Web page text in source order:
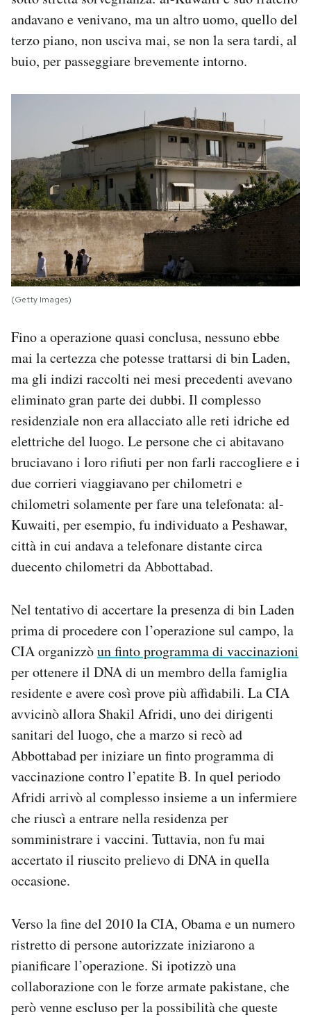
andavano e venivano, ma un altro uomo, quello del
terzo piano, non usciva mai, se non la sera tardi, al
buio, per passeggiare brevemente intorno.
(Getty Images)
Fino a operazione quasi conclusa, nessuno ebbe
mai la certezza che potesse trattarsi di bin Laden,
ma gli indizi raccolti nei mesi precedenti avevano
eliminato gran parte dei dubbi. Il complesso
residenziale non era allacciato alle reti idriche ed
elettriche del luogo. Le persone che ci abitavano
bruciavano i loro rifiuti per non farli raccogliere e i
due corrieri viaggiavano per chilometri e
chilometri solamente per fare una telefonata: al-
Kuwaiti, per esempio, fu individuato a Peshawar,
città in cui andava a telefonare distante circa
duecento chilometri da Abbottabad.
Nel tentativo di accertare la presenza di bin Laden
prima di procedere con l’operazione sul campo, la
CIA organizzòun finto programma di vaccinazioni
per ottenere il DNA di un membro della famiglia
residente e avere così prove più affidabili. La CIA
avvicinò allora Shakil Afridi, uno dei dirigenti
sanitari del luogo, che a marzo si recò ad
Abbottabad per iniziare un finto programma di
vaccinazione contro l’epatite B. In quel periodo
Afridi arrivò al complesso insieme a un infermiere
che riuscì a entrare nella residenza per
somministrare i vaccini. Tuttavia, non fu mai
accertato il riuscito prelievo di DNA in quella
occasione.
Verso la fine del 2010 la CIA, Obama e un numero
ristretto di persone autorizzate iniziarono a
pianificare l’operazione. Si ipotizzò una
collaborazione con le forze armate pakistane, che
però venne escluso per la possibilità che queste